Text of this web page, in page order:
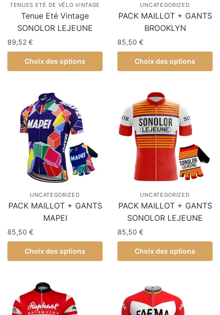
TENUES ETÉ DE VÉLO VINTAGE
Tenue Eté Vintage
SONOLOR LEJEUNE
89,52 €
Choix des options
UNCATEGORIZED
PACK MAILLOT + GANTS
BROOKLYN
85,50 €
Choix des options
UNCATEGORIZED
PACK MAILLOT + GANTS
MAPEI
85,50 €
Choix des options
UNCATEGORIZED
PACK MAILLOT + GANTS
SONOLOR LEJEUNE
85,50 €
Choix des options